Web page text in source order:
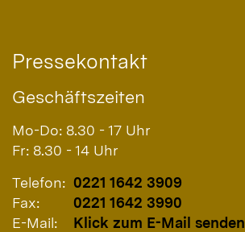
Pressekontakt
Geschäftszeiten
Mo-Do: 8.30 - 17 Uhr
Fr: 8.30 - 14 Uhr
Telefon: 0221 1642 3909
Fax:
0221 1642 3990
E-Mail:
Klick zum E-Mail senden